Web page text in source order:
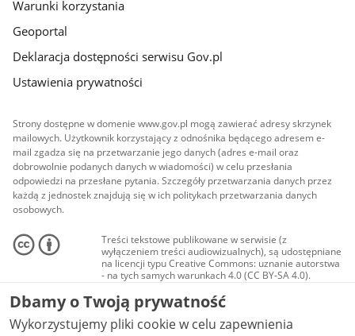
Warunki korzystania
Geoportal
Deklaracja dostępności serwisu Gov.pl
Ustawienia prywatności
Strony dostępne w domenie www.gov.pl mogą zawierać adresy skrzynek
mailowych. Użytkownik korzystający z odnośnika będącego adresem e-
mail zgadza się na przetwarzanie jego danych (adres e-mail oraz
dobrowolnie podanych danych w wiadomości) w celu przesłania
odpowiedzi na przesłane pytania. Szczegóły przetwarzania danych przez
każdą z jednostek znajdują się w ich politykach przetwarzania danych
osobowych.
Treści tekstowe publikowane w serwisie (z
wyłączeniem treści audiowizualnych), są udostępniane
na licencji typu Creative Commons: uznanie autorstwa
- na tych samych warunkach 4.0 (CC BY-SA 4.0).
Materiały audiowizualne, w tym zdjęcia, materiały
audio i wideo, są udostępniane na licencji typu
Creative Commons: uznanie autorstwa użycie
niekomercyjne - bez utworów zależnych 4.0 (CC BY-
Dbamy o Twoją prywatność
Wykorzystujemy pliki cookie w celu zapewnienia